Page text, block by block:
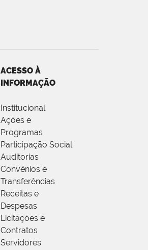
ACESSO À
INFORMAÇÃO
Institucional
Ações e
Programas
Participação Social
Auditorias
Convênios e
Transferências
Receitas e
Despesas
Licitações e
Contratos
Servidores